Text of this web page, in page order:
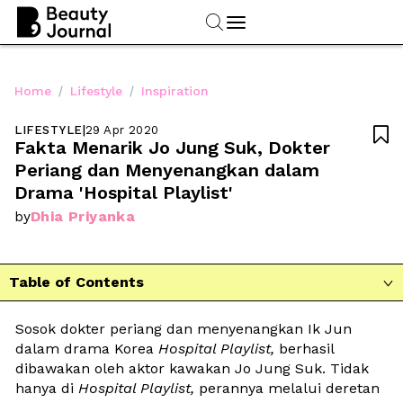
Home / Lifestyle / Inspiration
LIFESTYLE|29 Apr 2020
Fakta Menarik Jo Jung Suk, Dokter
Periang dan Menyenangkan dalam
Drama 'Hospital Playlist'
byDhia Priyanka

Table of Contents 
Sosok dokter periang dan menyenangkan Ik Jun
dalam drama Korea Hospital Playlist, berhasil
dibawakan oleh aktor kawakan Jo Jung Suk. Tidak
hanya di Hospital Playlist, perannya melalui deretan